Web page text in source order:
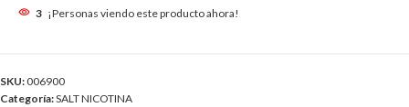
3 ¡Personas viendo este producto ahora!
SKU: 006900
Categoría:SALT NICOTINA